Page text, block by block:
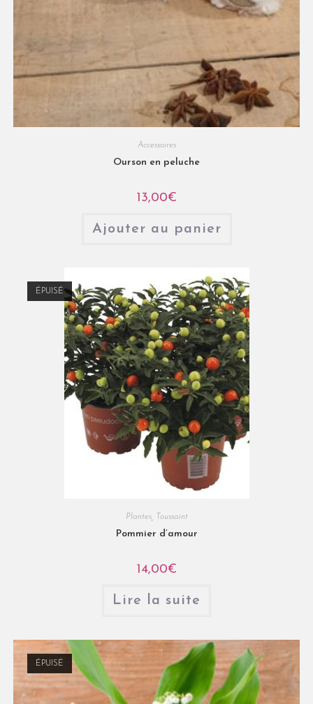
Accessoires
Ourson en peluche
13,00€
Ajouter au panier
ÉPUISÉ
Plantes, Toussaint
Pommier d’amour
14,00€
Lire la suite
ÉPUISÉ